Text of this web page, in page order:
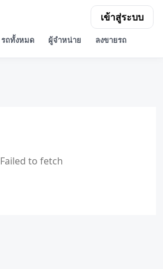
รถทั้งหมด ผู้จำหน่าย ลงขายรถ
เข้าสู่ระบบ
Failed to fetch